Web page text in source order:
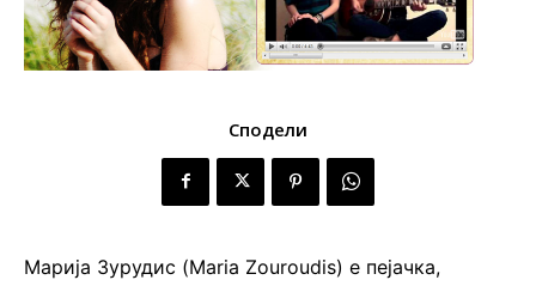
Сподели
Марија Зурудис (Maria Zouroudis) e пејачка,